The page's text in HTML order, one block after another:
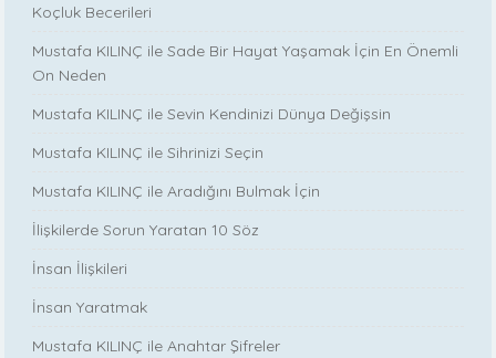
Koçluk Becerileri
Mustafa KILINÇ ile Sade Bir Hayat Yaşamak İçin En Önemli
On Neden
Mustafa KILINÇ ile Sevin Kendinizi Dünya Değişsin
Mustafa KILINÇ ile Sihrinizi Seçin
Mustafa KILINÇ ile Aradığını Bulmak İçin
İlişkilerde Sorun Yaratan 10 Söz
İnsan İlişkileri
İnsan Yaratmak
Mustafa KILINÇ ile Anahtar Şifreler